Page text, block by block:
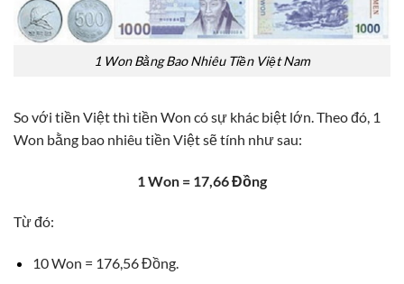
1 Won Bằng Bao Nhiêu Tiền Việt Nam
So với tiền Việt thì tiền Won có sự khác biệt lớn. Theo đó, 1
Won bằng bao nhiêu tiền Việt sẽ tính như sau:
1 Won = 17,66 Đồng
Từ đó:
10 Won = 176,56 Đồng.